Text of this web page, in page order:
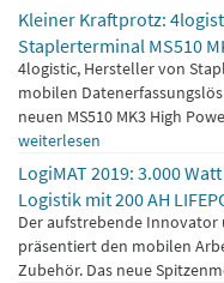
Kleiner Kraftprotz:
Staplerterminal MS510
4logistic, Hersteller von
mobilen
neuen MS510 MK3 High
weiterlesen
LogiMAT 2019: 3.000
Logistik mit 200 AH
Der aufstrebende Innovator
präsentiert den mobilen
Zubehör. Das neue